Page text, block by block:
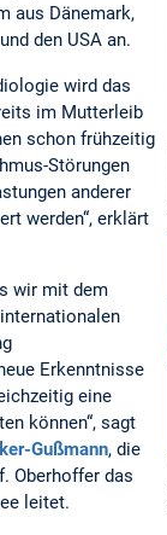
aus Dänemark,
den USA an.
wird das
im Mutterleib
schon frühzeitig
Störungen
anderer
werden“, erklärt
wir mit dem
Erkenntnisse
eine
können“, sagt
Gußmann, die
Oberhoffer das
leitet.